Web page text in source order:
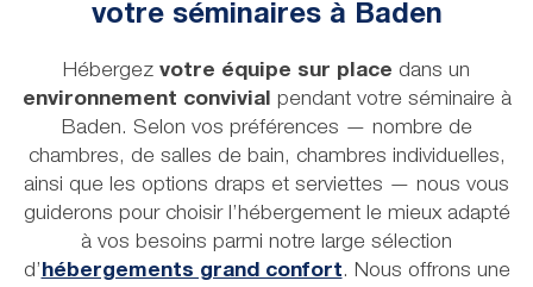
votre séminaires à Baden
Hébergez votre équipe sur place dans un
environnement convivial pendant votre séminaire à
Baden. Selon vos préférences — nombre de
chambres, de salles de bain, chambres individuelles,
ainsi que les options draps et serviettes — nous vous
guiderons pour choisir l’hébergement le mieux adapté
à vos besoins parmi notre large sélection
d’hébergements grand confort. Nous offrons une